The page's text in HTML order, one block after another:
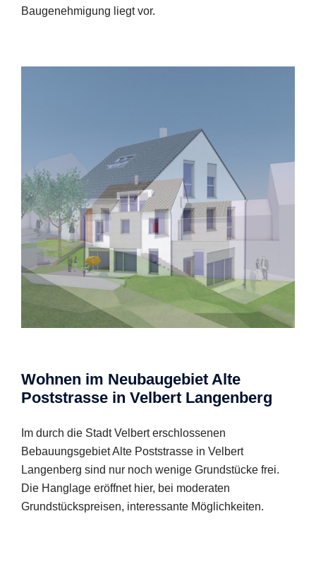
Baugenehmigung liegt vor.
Wohnen im Neubaugebiet Alte
Poststrasse in Velbert Langenberg
Im durch die Stadt Velbert erschlossenen
Bebauungsgebiet Alte Poststrasse in Velbert
Langenberg sind nur noch wenige Grundstücke frei.
Die Hanglage eröffnet hier, bei moderaten
Grundstückspreisen, interessante Möglichkeiten.